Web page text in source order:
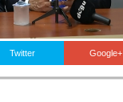
Twitter Google+